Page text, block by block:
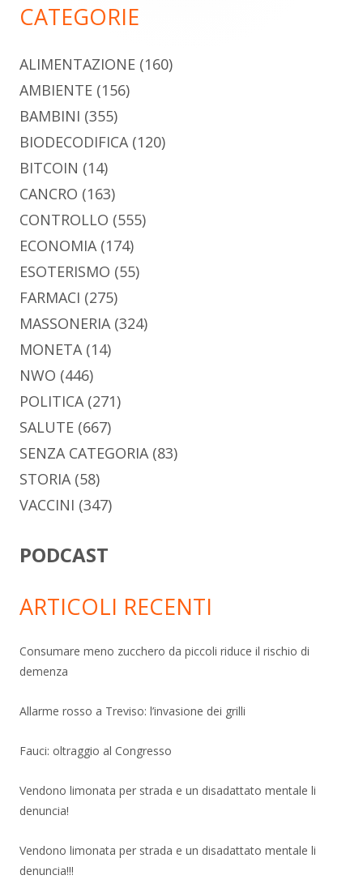
CATEGORIE
ALIMENTAZIONE (160)
AMBIENTE (156)
BAMBINI (355)
BIODECODIFICA (120)
BITCOIN (14)
CANCRO (163)
CONTROLLO (555)
ECONOMIA (174)
ESOTERISMO (55)
FARMACI (275)
MASSONERIA (324)
MONETA (14)
NWO (446)
POLITICA (271)
SALUTE (667)
SENZA CATEGORIA (83)
STORIA (58)
VACCINI (347)
PODCAST
ARTICOLI RECENTI
Consumare meno zucchero da piccoli riduce il rischio di
demenza
Allarme rosso a Treviso: l’invasione dei grilli
Fauci: oltraggio al Congresso
Vendono limonata per strada e un disadattato mentale li
denuncia!
Vendono limonata per strada e un disadattato mentale li
denuncia!!!